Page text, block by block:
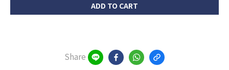
ADD TO CART
Share